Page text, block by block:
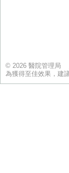
© 2026 醫院管理
為獲得至佳效果，建